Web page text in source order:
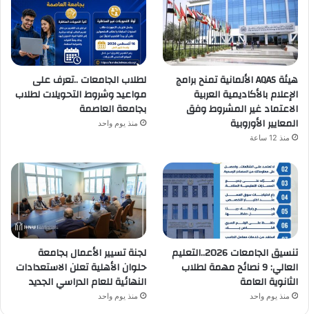
هيئة AQAS الألمانية تمنح برامج
الإعلام بالأكاديمية العربية
الاعتماد غير المشروط وفق
المعايير الأوروبية
منذ 12 ساعة
لطلاب الجامعات ..تعرف على
مواعيد وشروط التحويلات لطلاب
بجامعة العاصمة
منذ يوم واحد
تنسيق الجامعات 2026..التعليم
العالي: 9 نصائح مهمة لطلاب
الثانوية العامة
منذ يوم واحد
لجنة تسيير الأعمال بجامعة
حلوان الأهلية تعلن الاستعدادات
النهائية للعام الدراسي الجديد
منذ يوم واحد